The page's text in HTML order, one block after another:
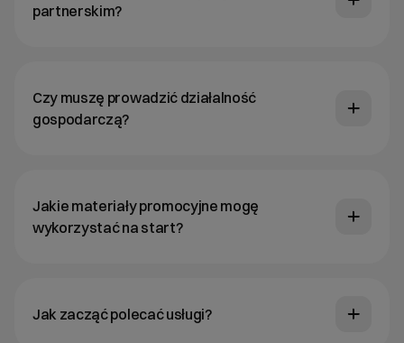
partnerskim?
Czy muszę prowadzić działalność
gospodarczą?
Jakie materiały promocyjne mogę
wykorzystać na start?
Jak zacząć polecać usługi?